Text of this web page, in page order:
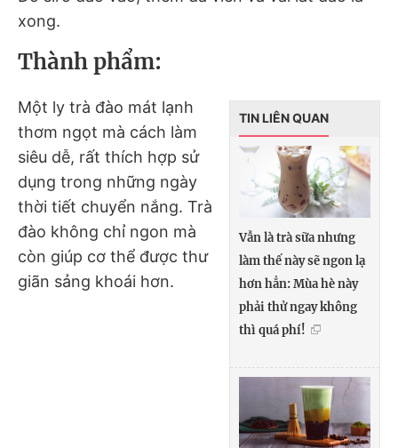
xong.
Thành phẩm:
TIN LIÊN QUAN
Vẫn là trà sữa nhưng
làm thế này sẽ ngon lạ
hơn hẳn: Mùa hè này
phải thử ngay không
thì quá phí!
Một ly trà đào mát lạnh
thơm ngọt mà cách làm
siêu dễ, rất thích hợp sử
dụng trong những ngày
thời tiết chuyển nắng. Trà
đào không chỉ ngon mà
còn giúp cơ thể được thư
giãn sảng khoái hơn.